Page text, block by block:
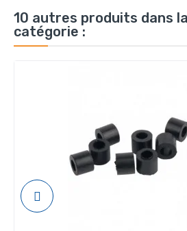
10 autres produits dans
catégorie :